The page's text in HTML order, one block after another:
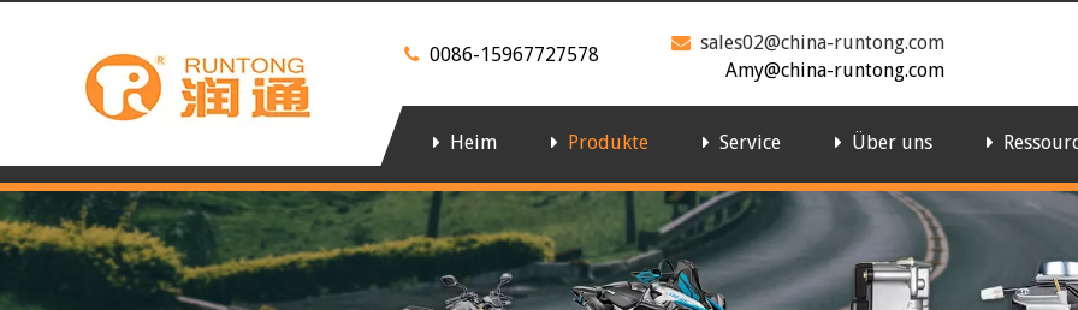
 0086-15967727578
 sales02@china-runtong.com
Amy@china-runtong.com
Heim Produkte Service Über uns